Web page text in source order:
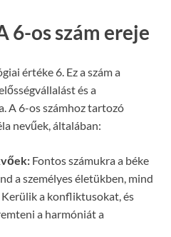
6-os szám ereje
értéke 6. Ez a szám a
és a
A 6-os számhoz tartozó
nevűek, általában:
Fontos számukra a béke
a személyes életükben, mind
a konfliktusokat, és
a harmóniát a